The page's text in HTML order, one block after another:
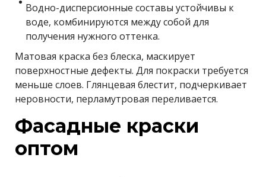
Водно-дисперсионные составы устойчивы к
воде, комбинируются между собой для
получения нужного оттенка.
Матовая краска без блеска, маскирует
поверхностные дефекты. Для покраски требуется
меньше слоев. Глянцевая блестит, подчеркивает
неровности, перламутровая переливается.
Фасадные краски
оптом